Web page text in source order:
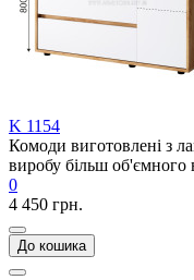
K 1154
Комоди виготовлені з
виробу більш об'ємного
0
4 450 грн.
До кошика